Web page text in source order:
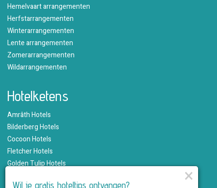
Hemelvaart arrangementen
Herfstarrangementen
Winterarrangementen
Lente arrangementen
Zomerarrangementen
Wildarrangementen
Hotelketens
Amrâth Hotels
Bilderberg Hotels
Cocoon Hotels
Fletcher Hotels
Golden Tulip Hotels
×
Wil je gratis hoteltips ontvangen?